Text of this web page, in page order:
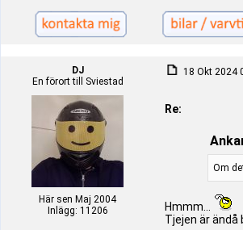
DJ
En förort till Sviestad
Här sen Maj 2004
Inlägg: 11206
18 Okt 2024
Re:
Om
Hmmm...
Tjejen är